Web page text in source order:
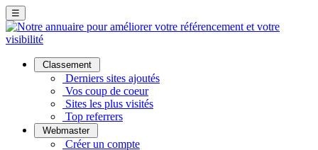
☰
Classement
Derniers sites ajoutés
Vos coup de coeur
Sites les plus visités
Top referrers
Webmaster
Créer un compte